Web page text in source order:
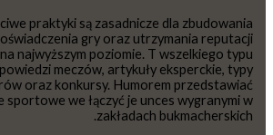
praktyki są zasadnicze dla zbudowania
gry oraz utrzymania reputacji
najwyższym poziomie. T wszelkiego typu
meczów, artykuły eksperckie, typy
oraz konkursy. Humorem przedstawiać
sportowe we łączyć je unces wygranymi w
zakładach bukmacherskich.